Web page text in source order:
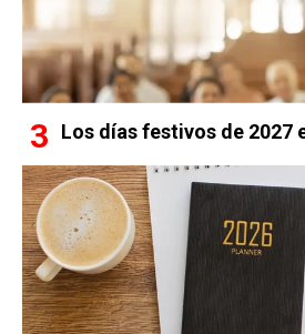
Los días festivos de 2027